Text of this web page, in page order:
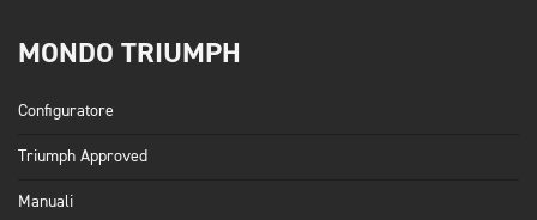
MONDO TRIUMPH
Configuratore
Triumph Approved
Manuali